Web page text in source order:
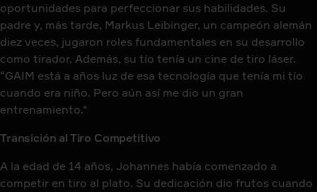
oportunidades para perfeccionar sus habilidades. Su
padre y, más tarde, Markus Leibinger, un campeón alemán
diez veces, jugaron roles fundamentales en su desarrollo
como tirador. Además, su tío tenía un cine de tiro láser.
“GAIM está a años luz de esa tecnología que tenía mi tío
cuando era niño. Pero aún así me dio un gran
entrenamiento."
Transición al Tiro Competitivo
A la edad de 14 años, Johannes había comenzado a
competir en tiro al plato. Su dedicación dio frutos cuando